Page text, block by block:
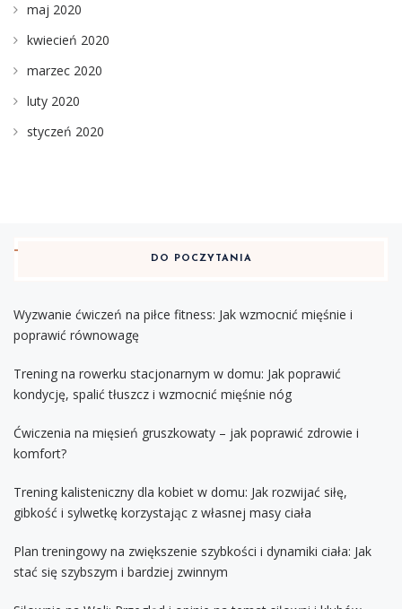
maj 2020
kwiecień 2020
marzec 2020
luty 2020
styczeń 2020
DO POCZYTANIA
Wyzwanie ćwiczeń na piłce fitness: Jak wzmocnić mięśnie i
poprawić równowagę
Trening na rowerku stacjonarnym w domu: Jak poprawić
kondycję, spalić tłuszcz i wzmocnić mięśnie nóg
Ćwiczenia na mięsień gruszkowaty – jak poprawić zdrowie i
komfort?
Trening kalisteniczny dla kobiet w domu: Jak rozwijać siłę,
gibkość i sylwetkę korzystając z własnej masy ciała
Plan treningowy na zwiększenie szybkości i dynamiki ciała: Jak
stać się szybszym i bardziej zwinnym